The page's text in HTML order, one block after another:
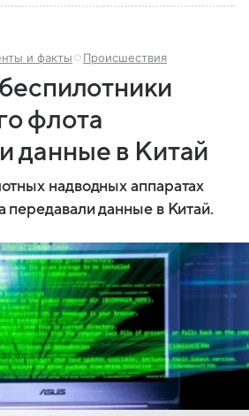
и факты Происшествия
флота
данные в Китай
надводных аппаратах
передавали данные в Китай.